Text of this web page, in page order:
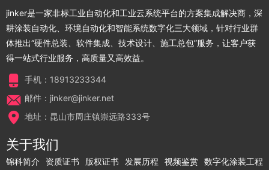
jinker是一家非标工业自动化和工业云系统平台的方案集成解决商，深
耕涂装自动化、环境自动化和智能系统数字化三大领域，针对行业群
体推出“硬件总装、软件集成、技术设计、施工总包”服务，让客户获
得一站式行业服务，高质量又高效益。
手机：18913233344
邮件：jinker@jinker.net
地址：昆山市周庄镇崇远路333号
关于我们
锦科简介 资质证书 版权证书 发展历程 视频鉴赏 数字化涂装工程